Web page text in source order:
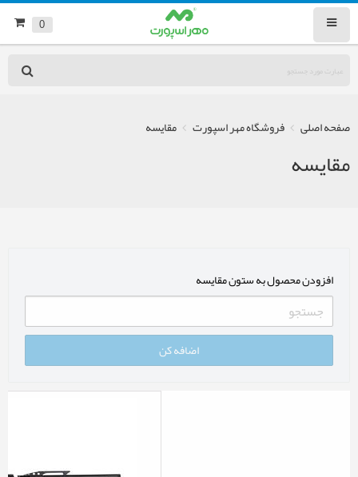
0
صفحه اصلی فروشگاه مهر اسپورت مقایسه
مقایسه
افزودن محصول به ستون مقایسه
اضافه کن